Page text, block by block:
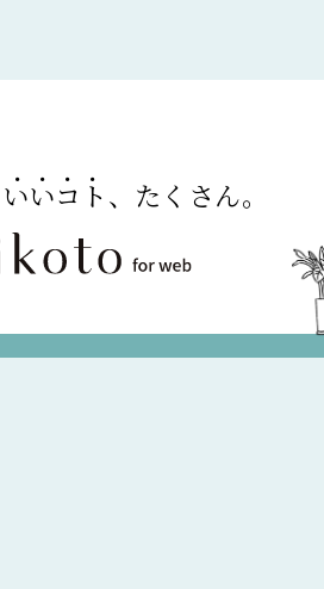
いいコト、たくさん。